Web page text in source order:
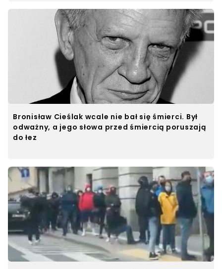
Bronisław Cieślak wcale nie bał się śmierci. Był
odważny, a jego słowa przed śmiercią poruszają
do łez